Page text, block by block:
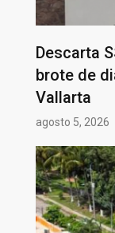
Descarta
brote de
Vallarta
agosto 5, 2026